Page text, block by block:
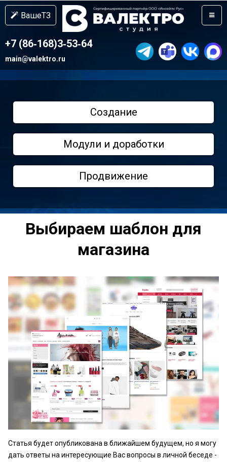
ВашеТЗ
+7 (86‐168)3‐53‐64
main@valektro.ru
Создание
Модули и доработки
Продвижение
Выбираем шаблон для
магазина
Статья будет опубликована в ближайшем будущем, но я могу
дать ответы на интересующие Вас вопросы в личной беседе -